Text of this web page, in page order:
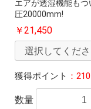
エアが透湿機能もつ
圧20000mm!
￥21,450
獲得ポイント ：
数量